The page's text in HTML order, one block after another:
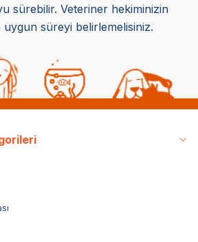
sürebilir. Veteriner hekiminizin
süreyi belirlemelisiniz.